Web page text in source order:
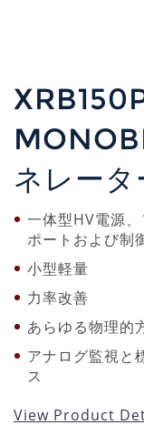
ネレータ
一体型HV電源
ポートおよび制
小型軽量
力率改善
あらゆる物理的
アナログ監視と
ス
View Product